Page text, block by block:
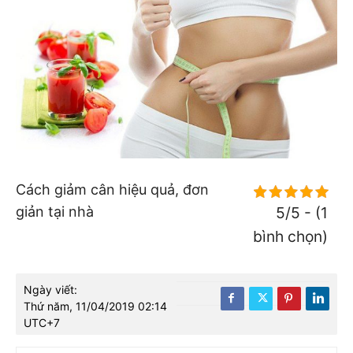
5/5 - (1
bình chọn)
Cách giảm cân hiệu quả, đơn
giản tại nhà
Ngày viết:
Thứ năm, 11/04/2019 02:14
UTC+7